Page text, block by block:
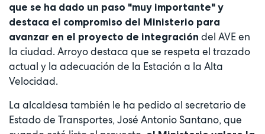
que se ha dado un paso "muy importante" y
destaca el compromiso del Ministerio para
avanzar en el proyecto de integración del AVE en
la ciudad. Arroyo destaca que se respeta el trazado
actual y la adecuación de la Estación a la Alta
Velocidad.
La alcaldesa también le ha pedido al secretario de
Estado de Transportes, José Antonio Santano, que